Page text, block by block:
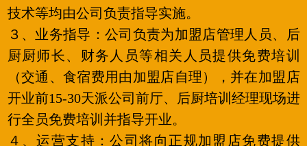
技术等均由公司负责指导实施。
３、业务指导：公司负责为加盟店管理人员、后
厨厨师长、财务人员等相关人员提供免费培训
（交通、食宿费用由加盟店自理），并在加盟店
开业前15-30天派公司前厅、后厨培训经理现场进
行全员免费培训并指导开业。
４、运营支持：公司将向正规加盟店免费提供